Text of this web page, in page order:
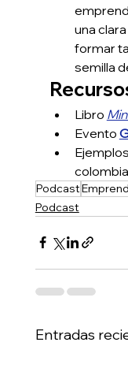
una
formar
semilla
Libro
Evento
Podcast
Podcast
Entradas